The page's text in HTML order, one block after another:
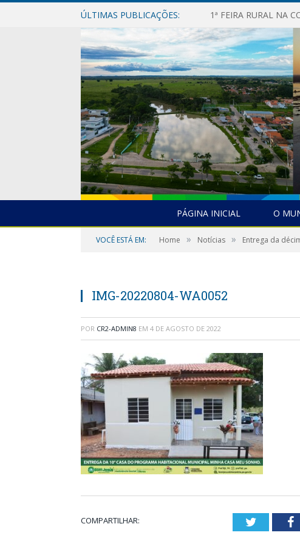
ÚLTIMAS PUBLICAÇÕES: 1ª FEIRA RURAL NA
PÁGINA INICIAL O
VOCÊ ESTÁ EM: Home » Notícias » Entrega da
IMG-20220804-WA0052
POR CR2-ADMIN8 EM 4 DE AGOSTO DE 2022
COMPARTILHAR: Twitter